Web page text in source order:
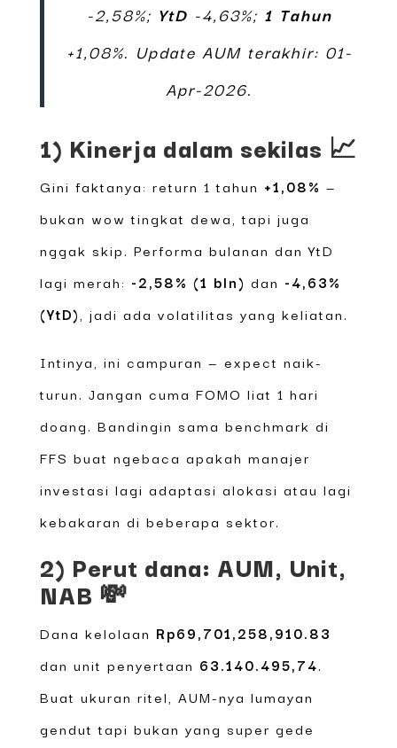
-2,58%; YtD -4,63%; 1 Tahun
+1,08%. Update AUM terakhir: 01-
Apr-2026.
1) Kinerja dalam sekilas 📈
Gini faktanya: return 1 tahun +1,08% —
bukan wow tingkat dewa, tapi juga
nggak skip. Performa bulanan dan YtD
lagi merah: -2,58% (1 bln) dan -4,63%
(YtD) , jadi ada volatilitas yang keliatan.
Intinya, ini campuran — expect naik-
turun. Jangan cuma FOMO liat 1 hari
doang. Bandingin sama benchmark di
FFS buat ngebaca apakah manajer
investasi lagi adaptasi alokasi atau lagi
kebakaran di beberapa sektor.
2) Perut dana: AUM, Unit,
NAB 💸
Dana kelolaan Rp69,701,258,910.83
dan unit penyertaan 63.140.495,74.
Buat ukuran ritel, AUM-nya lumayan
gendut tapi bukan yang super gede